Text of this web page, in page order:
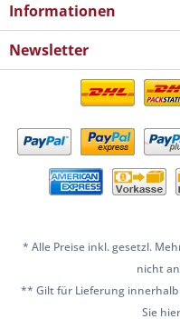
Informationen
Newsletter
* Alle Preise inkl. gesetzl.
nicht
** Gilt für Lieferung
Sie